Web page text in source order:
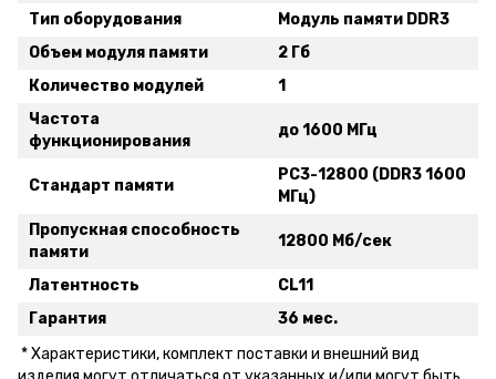
Тип оборудования
Модуль памяти DDR3
Объем модуля памяти
2 Гб
Количество модулей
1
Частота
функционирования
до 1600 МГц
Стандарт памяти
PC3-12800 (DDR3 1600
МГц)
Пропускная способность
памяти
12800 Мб/сек
Латентность
CL11
Гарантия
36 мес.
* Xарактеристики, комплект поставки и внешний вид